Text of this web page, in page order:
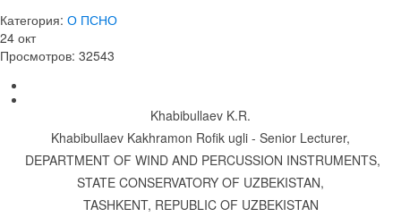
Категория: О ПСНО
24 окт
Просмотров: 32543
Khabibullaev K.R.
Khabibullaev Kakhramon Rofik ugli - Senior Lecturer,
DEPARTMENT OF WIND AND PERCUSSION INSTRUMENTS,
STATE CONSERVATORY OF UZBEKISTAN,
TASHKENT, REPUBLIC OF UZBEKISTAN